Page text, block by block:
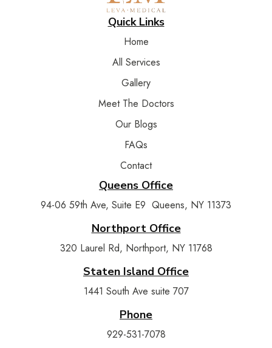
Quick Links
Home
All Services
Gallery
Meet The Doctors
Our Blogs
FAQs
Contact
Queens Office
94-06 59th Ave, Suite E9 Queens, NY 11373
Northport Office
320 Laurel Rd, Northport, NY 11768
Staten Island Office
1441 South Ave suite 707
Phone
929-531-7078